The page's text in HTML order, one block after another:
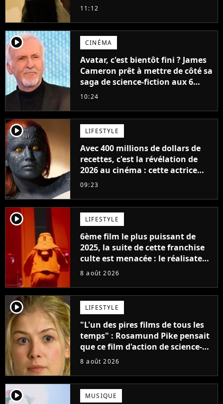
11:12
player2 CINÉMA
Avatar, c'est bientôt fini ? James
Cameron prêt à mettre de côté sa
saga de science-fiction aux 6
milliards de recettes
10:24
player2 LIFESTYLE
Avec 400 millions de dollars de
recettes, c'est la révélation de
2026 au cinéma : cette actrice
adorée prête à remplacer
09:23
player2 LIFESTYLE
6ème film le plus puissant de
2025, la suite de cette franchise
culte est menacée : le réalisateur
claque la porte pour "différends
8 août 2026
player2 LIFESTYLE
"L'un des pires films de tous les
temps" : Rosamund Pike pensait
que ce film d'action de science-
fiction avec Dwayne Johnson
8 août 2026
player2 MUSIQUE